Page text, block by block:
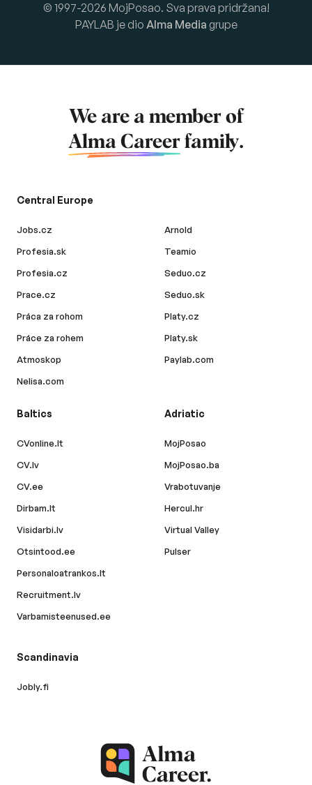
© 1997-2026 MojPosao. Sva prava pridržana!
PAYLAB je dio Alma Media grupe
We are a member of
Alma Career family.
Central Europe
Jobs.cz
Profesia.sk
Profesia.cz
Prace.cz
Práca za rohom
Práce za rohem
Atmoskop
Nelisa.com
Arnold
Teamio
Seduo.cz
Seduo.sk
Platy.cz
Platy.sk
Paylab.com
Baltics
CVonline.lt
CV.lv
CV.ee
Dirbam.lt
Visidarbi.lv
Otsintood.ee
Personaloatrankos.lt
Recruitment.lv
Varbamisteenused.ee
Adriatic
MojPosao
MojPosao.ba
Vrabotuvanje
Hercul.hr
Virtual Valley
Pulser
Scandinavia
Jobly.fi